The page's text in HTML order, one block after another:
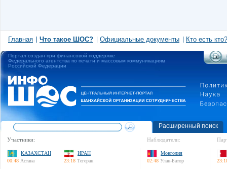
Главная Что такое ШОС? Официальные документы Кто есть кто?
Портал создан при финансовой поддержке
Федерального агентства по печати и массовым коммуникациям
Российской Федерации
Расширенный поиск
Участники:
КАЗАХСТАН
00:48 Астана
ИРАН
23:18 Тегеран
Наблюдатели:
Монголия
02:48 Улан-Батор